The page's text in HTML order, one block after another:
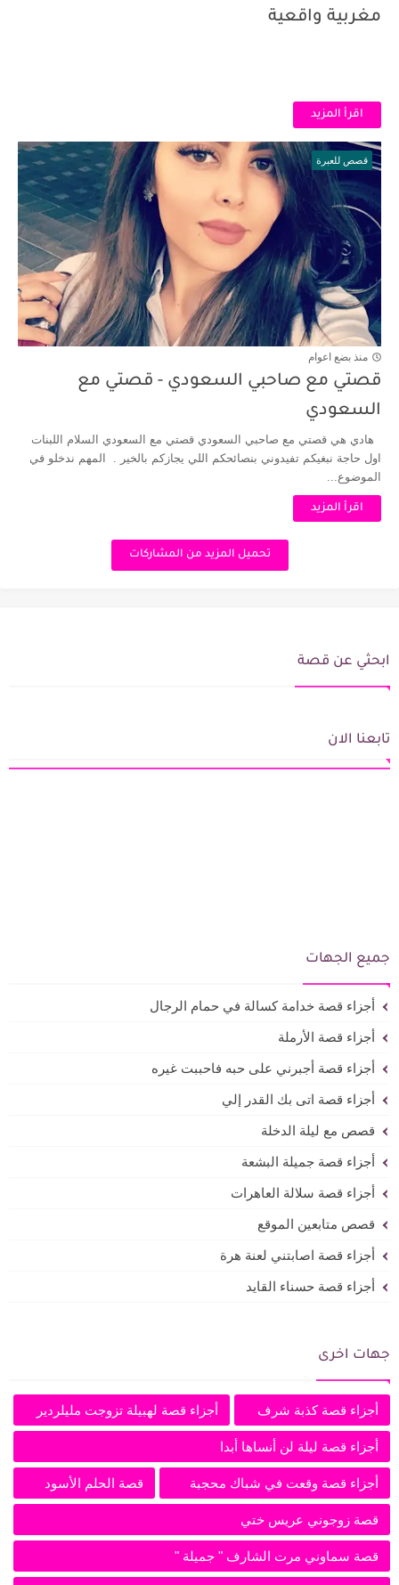
مغربية واقعية
اقرأ المزيد
قصص للعبرة
منذ بضع اعوام
قصتي مع صاحبي السعودي - قصتي مع
السعودي
هادي هي قصتي مع صاحبي السعودي قصتي مع السعودي السلام اللبنات
اول حاجة نبغيكم تفيدوني بنصائحكم اللي يجازكم بالخير . المهم ندخلو في
الموضوع...
اقرأ المزيد
تحميل المزيد من المشاركات
ابحثي عن قصة
تابعنا الان
جميع الجهات
أجزاء قصة خدامة كسالة في حمام الرجال
أجزاء قصة الأرملة
أجزاء قصة أجبرني على حبه فاحببت غيره
أجزاء قصة اتى بك القدر إلي
قصص مع ليلة الدخلة
أجزاء قصة جميلة البشعة
أجزاء قصة سلالة العاهرات
قصص متابعين الموقع
أجزاء قصة اصابتني لعنة هرة
أجزاء قصة حسناء القايد
جهات اخرى
أجزاء قصة كذبة شرف أجزاء قصة لهبيلة تزوجت مليلردير
أجزاء قصة ليلة لن أنساها أبدا
أجزاء قصة وقعت في شباك محجبة قصة الحلم الأسود
قصة زوجوني عريس ختي
قصة سماوني مرت الشارف " جميلة "